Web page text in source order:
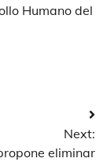
Humano del
Next:
eliminar